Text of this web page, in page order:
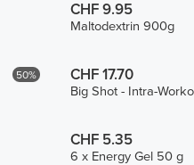
CHF 9.95
Maltodextrin 900g
50% CHF 17.70
Big Shot - Intra-
CHF 5.35
6 x Energy Gel 50 g